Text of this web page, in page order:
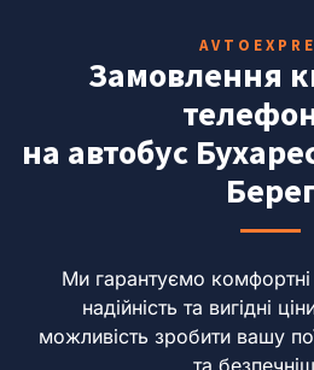
Замовлення
на автобус
Ми гарантуємо
надійність та вигідні
можливість зробити вашу
та